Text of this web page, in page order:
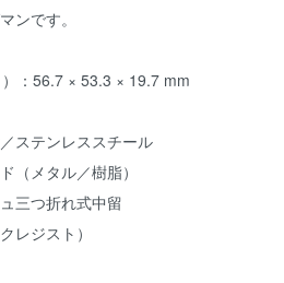
ンです。
：56.7 × 53.3 × 19.7 mm
ステンレススチール
（メタル／樹脂）
三つ折れ式中留
レジスト）